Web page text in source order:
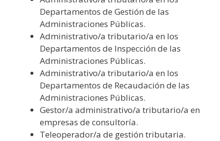
Departamentos de Gestión de las
Administraciones Públicas.
Administrativo/a tributario/a en los
Departamentos de Inspección de las
Administraciones Públicas.
Administrativo/a tributario/a en los
Departamentos de Recaudación de las
Administraciones Públicas.
Gestor/a administrativo/a tributario/a en
empresas de consultoría.
Teleoperador/a de gestión tributaria.